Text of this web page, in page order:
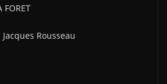
FORET
Jacques Rousseau